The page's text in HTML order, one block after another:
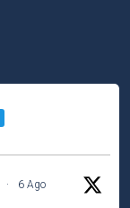
·
6 Ago